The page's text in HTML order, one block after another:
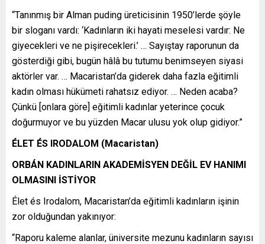
“Tanınmış bir Alman puding üreticisinin 1950’lerde şöyle
bir sloganı vardı: ‘Kadınların iki hayati meselesi vardır: Ne
giyecekleri ve ne pişirecekleri.’ … Sayıştay raporunun da
gösterdiği gibi, bugün hâlâ bu tutumu benimseyen siyasi
aktörler var. … Macaristan’da giderek daha fazla eğitimli
kadın olması hükümeti rahatsız ediyor. … Neden acaba?
Çünkü [onlara göre] eğitimli kadınlar yeterince çocuk
doğurmuyor ve bu yüzden Macar ulusu yok olup gidiyor.”
ÉLET ÉS IRODALOM (Macaristan)
ORBÁN KADINLARIN AKADEMİSYEN DEĞİL EV HANIMI
OLMASINI İSTİYOR
Élet és Irodalom, Macaristan’da eğitimli kadınların işinin
zor olduğundan yakınıyor:
“Raporu kaleme alanlar, üniversite mezunu kadınların sayısı